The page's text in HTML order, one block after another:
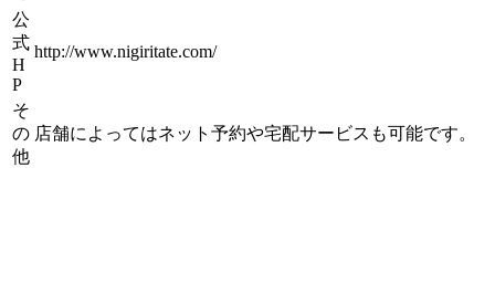
公
式
H
P
http://www.nigiritate.com/
そ
の
他
店舗によってはネット予約や宅配サービスも可能です。